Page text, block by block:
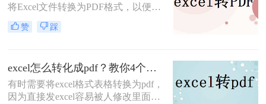
将Excel文件转换为PDF格式，以便于
分享、打印或保存为不可编辑的文
档。PDF格式因其跨平台兼容性好、
我将为您详细介绍几种将Excel文件转
换为PDF文档格式的方法。
赞 踩
excel怎么转化成pdf？教你4个方法轻松对应！
有时需要将excel格式表格转换为pdf，
因为直接发excel容易被人修改里面的